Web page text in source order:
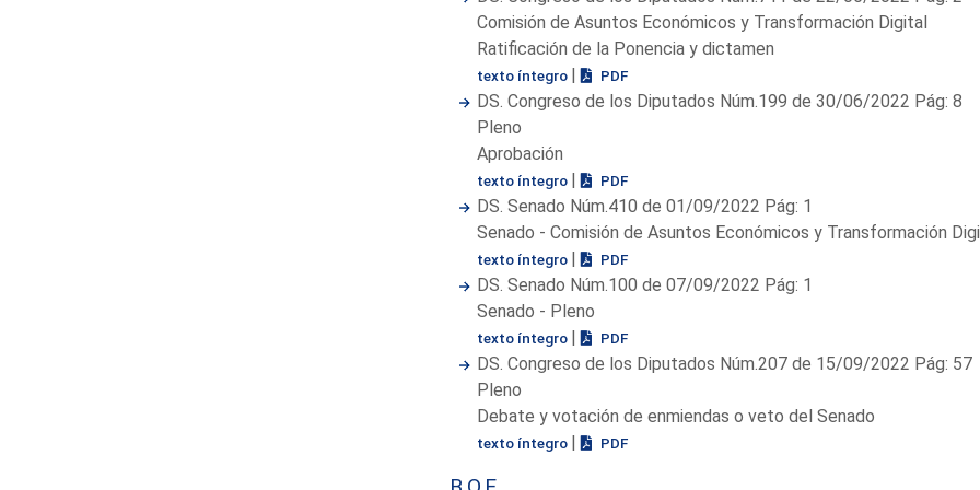
Comisión de Asuntos Económicos y Transformación Digital
Ratificación de la Ponencia y dictamen
texto íntegro | PDF
DS. Congreso de los Diputados Núm.199 de 30/06/2022 Pág: 8
Pleno
Aprobación
texto íntegro | PDF
DS. Senado Núm.410 de 01/09/2022 Pág: 1
Senado - Comisión de Asuntos Económicos y Transformación
texto íntegro | PDF
DS. Senado Núm.100 de 07/09/2022 Pág: 1
Senado - Pleno
texto íntegro | PDF
DS. Congreso de los Diputados Núm.207 de 15/09/2022 Pág: 57
Pleno
Debate y votación de enmiendas o veto del Senado
texto íntegro | PDF